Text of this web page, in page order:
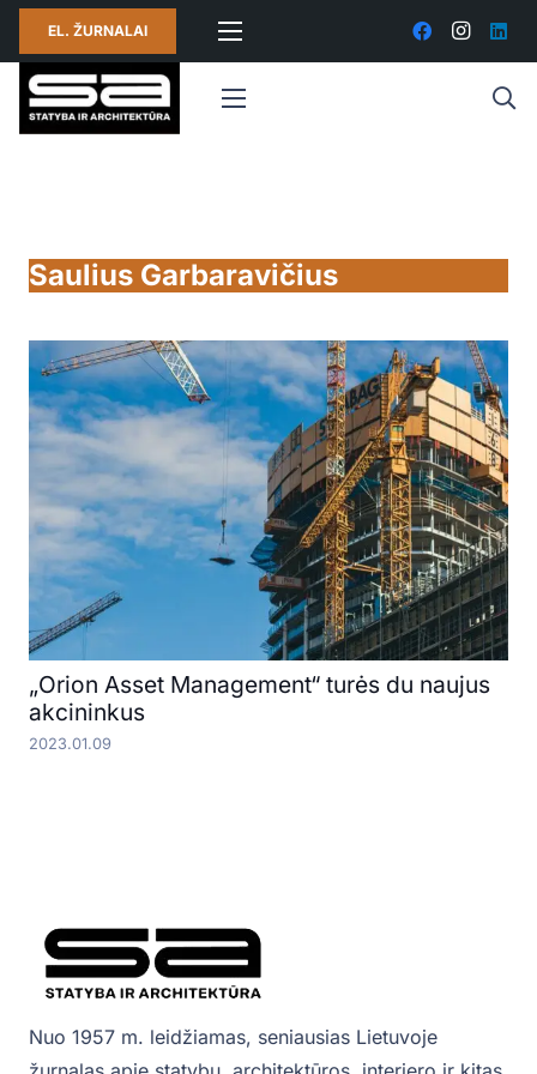
EL. ŽURNALAI
Saulius Garbaravičius
„Orion Asset Management“ turės du naujus
akcininkus
2023.01.09
Nuo 1957 m. leidžiamas, seniausias Lietuvoje